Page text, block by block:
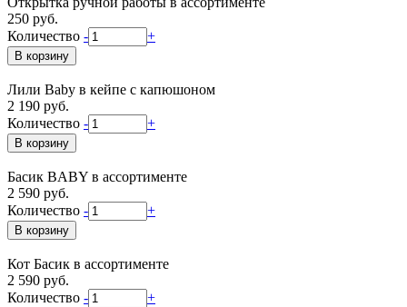
250 руб.
Количество - +
Лили Baby в кейпе с капюшоном
2 190 руб.
Количество - +
Басик BABY в ассортименте
2 590 руб.
Количество - +
Кот Басик в ассортименте
2 590 руб.
Количество - +